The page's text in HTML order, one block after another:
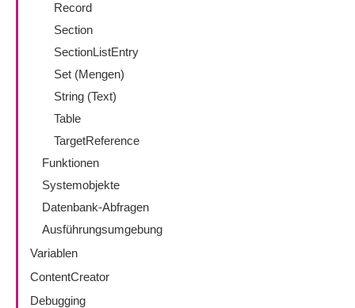
Record
Section
SectionListEntry
Set (Mengen)
String (Text)
Table
TargetReference
Funktionen
Systemobjekte
Datenbank-Abfragen
Ausführungsumgebung
Variablen
ContentCreator
Debugging